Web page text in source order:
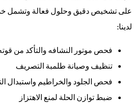
على تشخيص دقيق وحلول فعالة وتشمل
لدينا:
فحص موتور النشافه والتأكد من قوته
تنظيف وصيانة طلمبة التصريف
فحص الجلود والخراطيم واستبدال
ضبط توازن الحلة لمنع الاهتزاز